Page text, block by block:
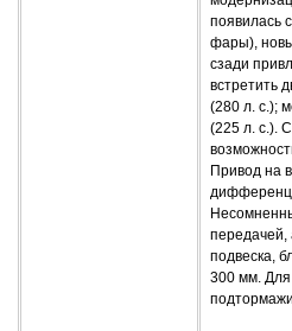
появилась
фары),
сзади
встретить
(280 л. с.);
(225 л. с.).
Привод на
передачей,
подвеска,
300 мм. Для